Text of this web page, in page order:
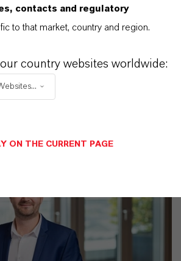
KUNDEN!
Unternehmen ist
contacts and regulatory
to that market, country and region.
country websites worldwide:
ON THE CURRENT PAGE